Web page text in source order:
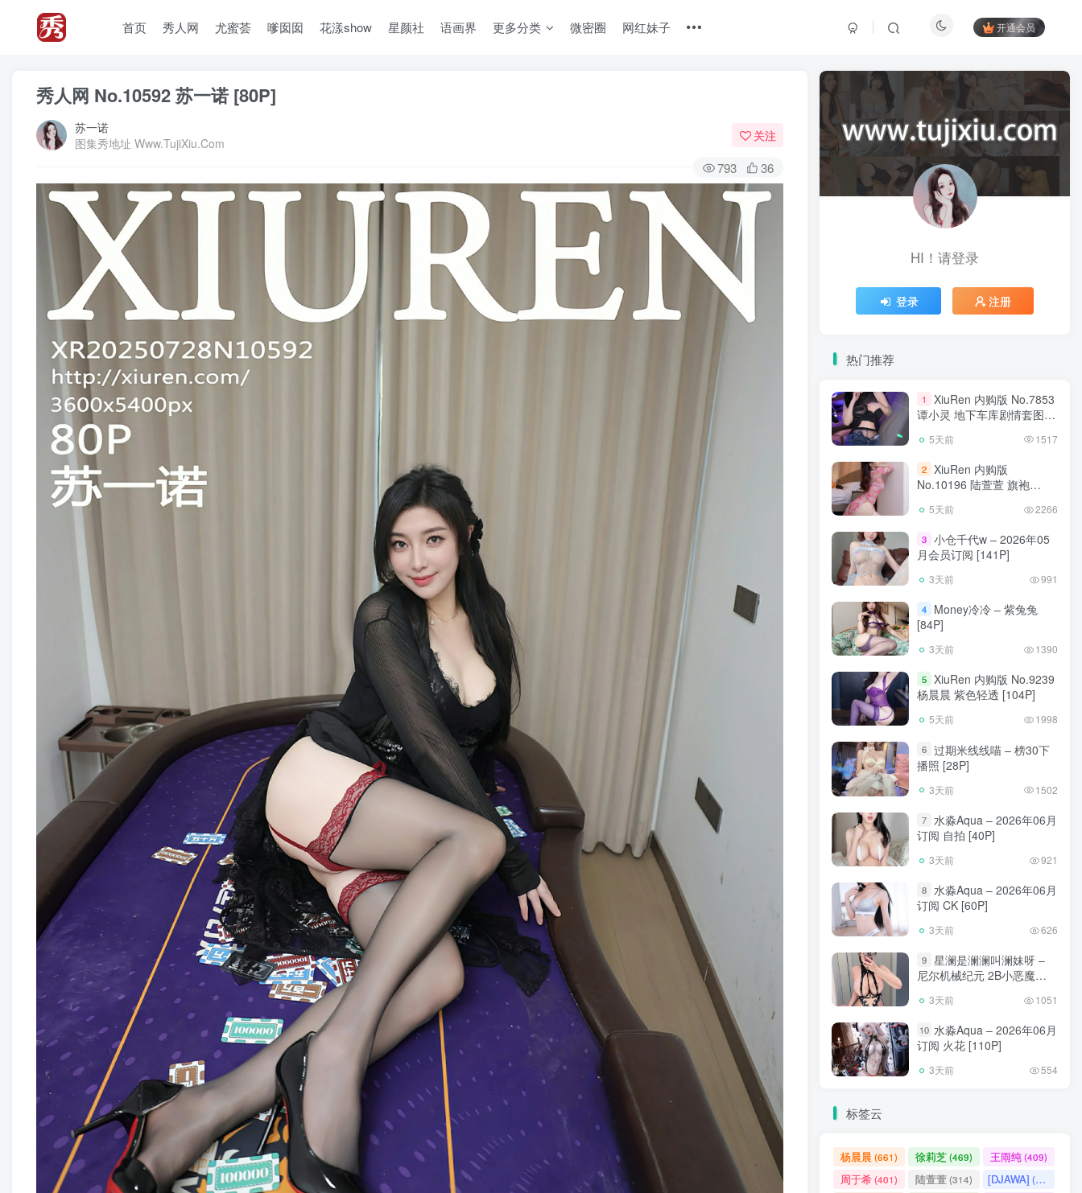
首页 秀人网 尤蜜荟 嗲囡囡 花漾show 星颜社 语画界 更多分类 微密圈 网红妹子 开通会员
秀人网 No.10592 苏一诺 [80P]
苏一诺
图集秀地址 Www.TujiXiu.Com
关注
793 36
HI！请登录
登录 注册
热门推荐
1
XiuRen 内购版 No.7853
谭小灵 地下车库剧情套图
5天前 1517
2 XiuRen 内购版
No.10196 陆萱萱 旗袍
5天前 2266
3 小仓千代w – 2026年05
月会员订阅 [141P]
3天前 991
4
Money冷冷 – 紫兔兔
[84P]
3天前 1390
5 XiuRen 内购版 No.9239
杨晨晨 紫色轻透 [104P]
5天前 1998
6 过期米线线喵 – 榜30下
播照 [28P]
3天前 1502
7
水淼Aqua – 2026年06月
订阅 自拍 [40P]
3天前 921
8
水淼Aqua – 2026年06月
订阅 CK [60P]
3天前 626
9 星澜是澜澜叫澜妹呀 –
尼尔机械纪元 2B小恶魔
3天前 1051
10 水淼Aqua – 2026年06月
订阅 火花 [110P]
3天前 554
标签云
杨晨晨 (661) 徐莉芝(469) 王雨纯(409)
周于希(401) 陆萱萱(314) [DJAWA] (290)